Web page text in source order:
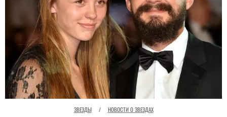
ЗВЕЗДЫ / НОВОСТИ О ЗВЕЗДАХ